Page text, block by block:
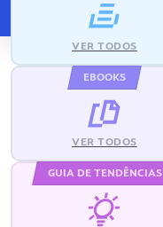
VER TODOS
EBOOKS
VER TODOS
GUIA DE TENDÊNCIAS